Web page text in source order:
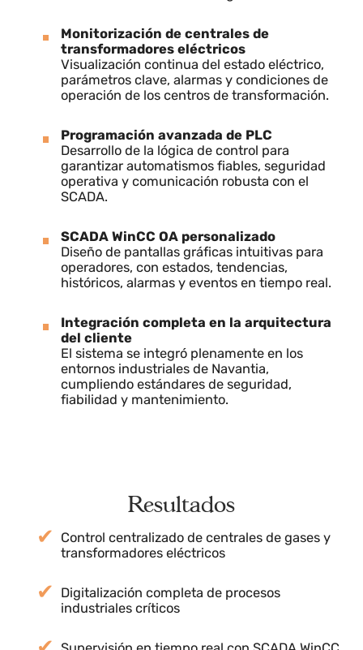
Control y monitorización de centrales de
gases
Supervisión en tiempo real de presiones,
caudales, estados operativos y alarmas
Monitorización de centrales de
transformadores eléctricos
Visualización continua del estado eléctrico,
parámetros clave, alarmas y condiciones de
Programación avanzada de PLC
Desarrollo de la lógica de control para
garantizar automatismos fiables, seguridad
SCADA.
SCADA WinCC OA personalizado
Diseño de pantallas gráficas intuitivas para
operadores, con estados, tendencias,
El sistema se integró plenamente en los
entornos industriales de Navantia,
fiabilidad y mantenimiento.